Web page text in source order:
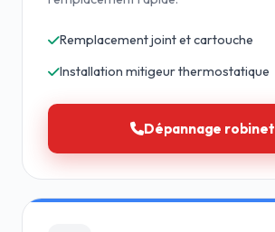
Remplacement joint et cartouche
Installation mitigeur thermostatique
Dépannage robinet